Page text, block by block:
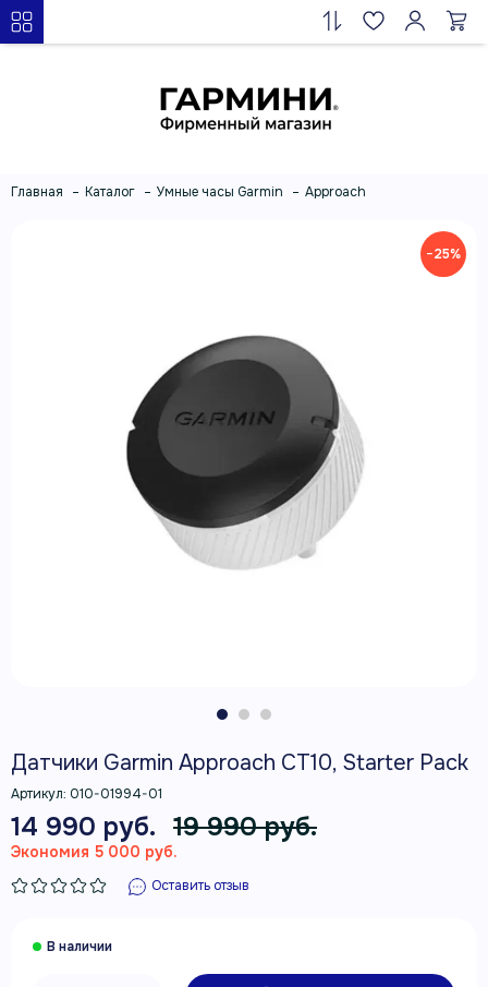
Главная Каталог Умные часы Garmin Approach
−25%
Датчики Garmin Approach CT10, Starter Pack
Артикул: 010-01994-01
14 990 руб. 19 990 руб.
Экономия 5 000 руб.
Оставить отзыв